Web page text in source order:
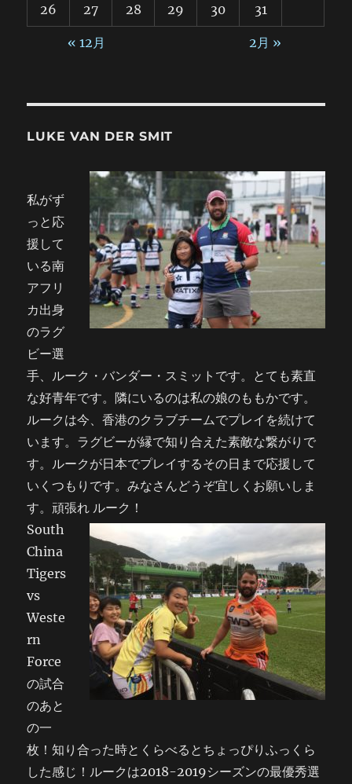
26 27 28 29 30 31
« 12月 2月 »
LUKE VAN DER SMIT
私がず
っと応
援して
いる南
アフリ
カ出身
のラグ
ビー選
手、ルーク・バンダー・スミットです。とても素直
な好青年です。隣にいるのは私の娘のももかです。
ルークは今、香港のクラブチームでプレイを続けて
います。ラグビーが縁で知り合えた素敵な繋がりで
す。ルークが日本でプレイするその日まで応援して
いくつもりです。みなさんどうぞ宜しくお願いしま
す。頑張れ ルーク！
South
China
Tigers
vs
Weste
rn
Force
の試合
のあと
の一
枚！知り合った時とくらべるとちょっぴりふっくら
した感じ！ルークは2018-2019シーズンの最優秀選